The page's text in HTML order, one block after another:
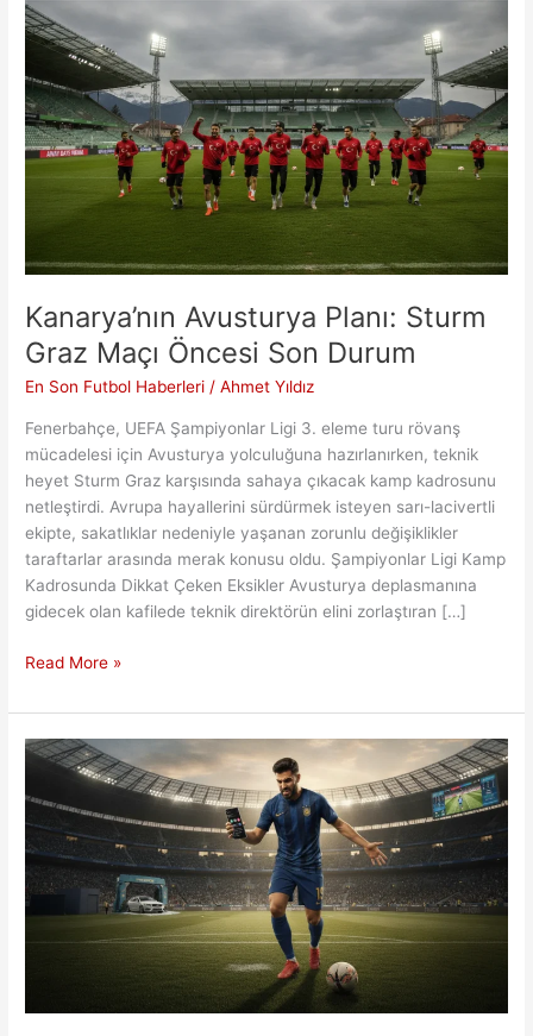
Kanarya’nın Avusturya Planı: Sturm
Graz Maçı Öncesi Son Durum
En Son Futbol Haberleri /Ahmet Yıldız
Fenerbahçe, UEFA Şampiyonlar Ligi 3. eleme turu rövanş
mücadelesi için Avusturya yolculuğuna hazırlanırken, teknik
heyet Sturm Graz karşısında sahaya çıkacak kamp kadrosunu
netleştirdi. Avrupa hayallerini sürdürmek isteyen sarı-lacivertli
ekipte, sakatlıklar nedeniyle yaşanan zorunlu değişiklikler
taraftarlar arasında merak konusu oldu. Şampiyonlar Ligi Kamp
Kadrosunda Dikkat Çeken Eksikler Avusturya deplasmanına
gidecek olan kafilede teknik direktörün elini zorlaştıran […]
Kanarya’nın
Planı:
Sturm
Graz
Maçı
Öncesi
Son
Durum
Read More »